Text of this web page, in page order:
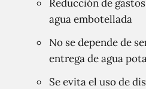
Reducción de
agua embotellada
No se depende de
entrega de agua
Se evita el uso de